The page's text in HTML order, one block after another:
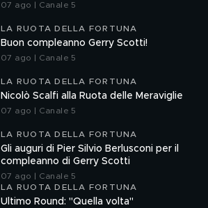
07 ago | Canale 5
LA RUOTA DELLA FORTUNA
Buon compleanno Gerry Scotti!
07 ago | Canale 5
LA RUOTA DELLA FORTUNA
Nicolò Scalfi alla Ruota delle Meraviglie
07 ago | Canale 5
LA RUOTA DELLA FORTUNA
Gli auguri di Pier Silvio Berlusconi per il
compleanno di Gerry Scotti
07 ago | Canale 5
LA RUOTA DELLA FORTUNA
Ultimo Round: "Quella volta"